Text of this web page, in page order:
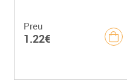
Preu
1.22€